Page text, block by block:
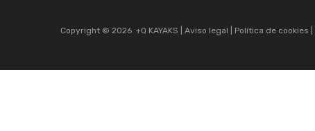
Copyright © 2026 +Q KAYAKS | Aviso legal Política de cookies